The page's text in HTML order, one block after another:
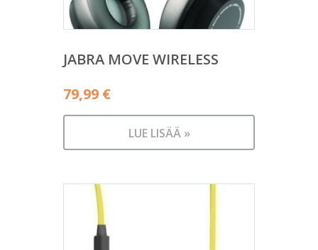
JABRA MOVE WIRELESS
79,99 €
LUE LISÄÄ »